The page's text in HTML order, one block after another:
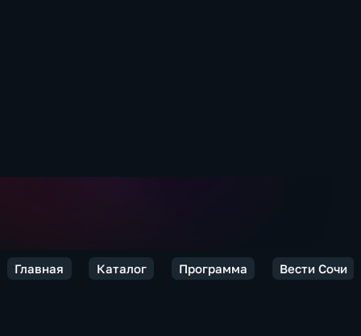
Главная Каталог Программа Вести Сочи